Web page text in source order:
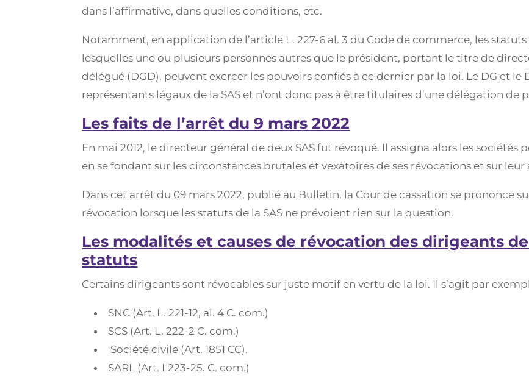
dans l’affirmative, dans quelles conditions, etc.
Notamment, en application de l’article L. 227-6 al. 3 du Code de commerce, les
lesquelles une ou plusieurs personnes autres que le président, portant le titre de
délégué (DGD), peuvent exercer les pouvoirs confiés à ce dernier par la loi. Le DG et
représentants légaux de la SAS et n’ont donc pas à être titulaires d’une délégation de
Les faits de l’arrêt du 9 mars 2022
En mai 2012, le directeur général de deux SAS fut révoqué. Il assigna alors les
en se fondant sur les circonstances brutales et vexatoires de ses révocations et sur
Dans cet arrêt du 09 mars 2022, publié au Bulletin, la Cour de cassation se prononce
révocation lorsque les statuts de la SAS ne prévoient rien sur la question.
Les modalités et causes de révocation des dirigeants
statuts
Certains dirigeants sont révocables sur juste motif en vertu de la loi. Il s’agit par
SNC (Art. L. 221-12, al. 4 C. com.)
SCS (Art. L. 222-2 C. com.)
Société civile (Art. 1851 CC).
SARL (Art. L223-25. C. com.)